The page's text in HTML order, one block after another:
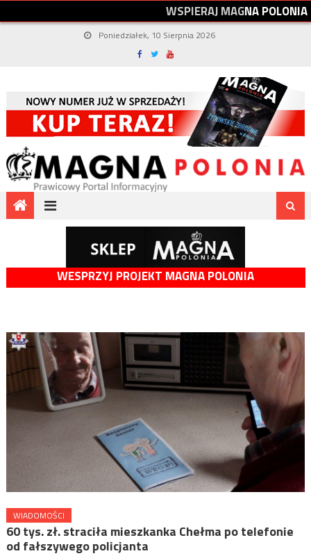
WSPIERAJMAGNAPOLONIA
Poniedziałek, 10 Sierpnia 2026
WESPRZYJ PROJEKT MAGNA POLONIA
WIADOMOŚCI
60 tys. zł. straciła mieszkanka Chełma po telefonie
od fałszywego policjanta